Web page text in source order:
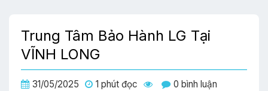
Trung Tâm Bảo Hành LG Tại
VĨNH LONG
31/05/2025 1 phút đọc 0 bình luận